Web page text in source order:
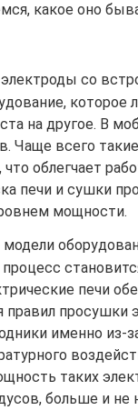
какое оно
со
которое
на другое. В
Чаще всего
облегчает
печи и сушки
мощности.
печи
просушки
именно из-
таких
больше и не